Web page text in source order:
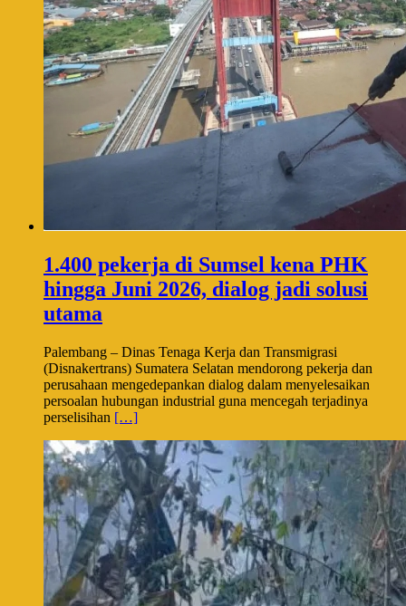
1.400 pekerja di Sumsel kena PHK
hingga Juni 2026, dialog jadi solusi
utama
Palembang – Dinas Tenaga Kerja dan Transmigrasi
(Disnakertrans) Sumatera Selatan mendorong pekerja dan
perusahaan mengedepankan dialog dalam menyelesaikan
persoalan hubungan industrial guna mencegah terjadinya
perselisihan […]